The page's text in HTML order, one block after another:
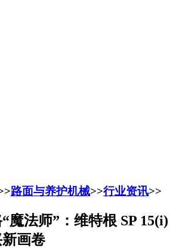
路面与养护机械>>行业资讯>>
魔法师”：维特根 SP 15(i)
画卷